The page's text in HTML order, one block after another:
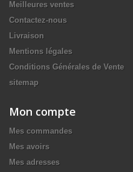
Meilleures ventes
Contactez-nous
Livraison
Mentions légales
Conditions Générales de Vente
sitemap
Mon compte
Mes commandes
Mes avoirs
Mes adresses